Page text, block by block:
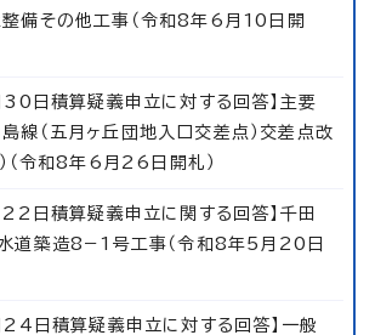
備その他工事（令和8年6月10日開
30日積算疑義申立に対する回答】主要
線（五月ヶ丘団地入口交差点）交差点改
（令和8年6月26日開札）
22日積算疑義申立に関する回答】千田
道築造8−1号工事（令和8年5月20日
24日積算疑義申立に対する回答】一般